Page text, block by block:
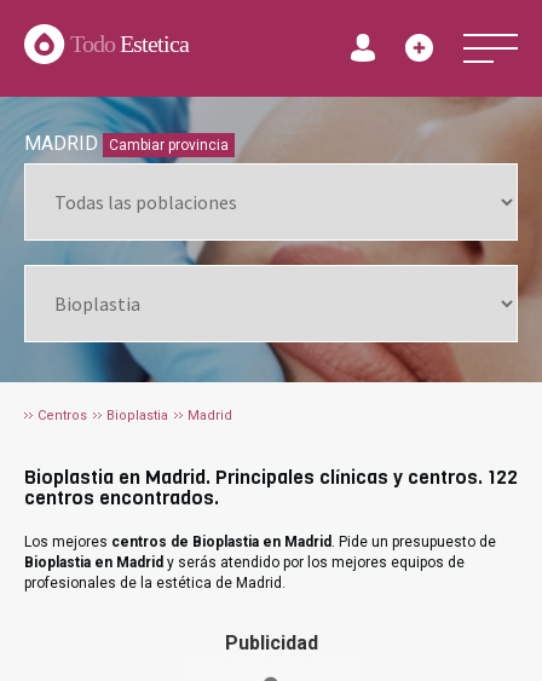
TodoEstetica
MADRID Cambiar provincia
Centros Bioplastia Madrid
Bioplastia en Madrid. Principales clínicas y centros. 122
centros encontrados.
Los mejores centros de Bioplastia en Madrid . Pide un presupuesto de
Bioplastia en Madrid y serás atendido por los mejores equipos de
profesionales de la estética de Madrid.
Publicidad